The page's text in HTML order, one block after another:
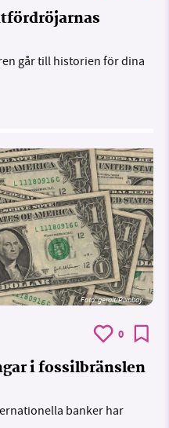
går till historien för dina
Foto:geralt/Pixabay
0
i fossilbränslen
banker har